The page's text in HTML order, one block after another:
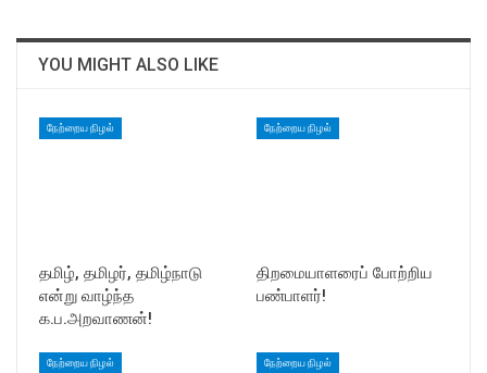
YOU MIGHT ALSO LIKE
நேற்றைய நிழல்
தமிழ், தமிழர், தமிழ்நாடு
என்று வாழ்ந்த
க.ப.அறவாணன்!
நேற்றைய நிழல்
திறமையாளரைப் போற்றிய
பண்பாளர்!
நேற்றைய நிழல் நேற்றைய நிழல்